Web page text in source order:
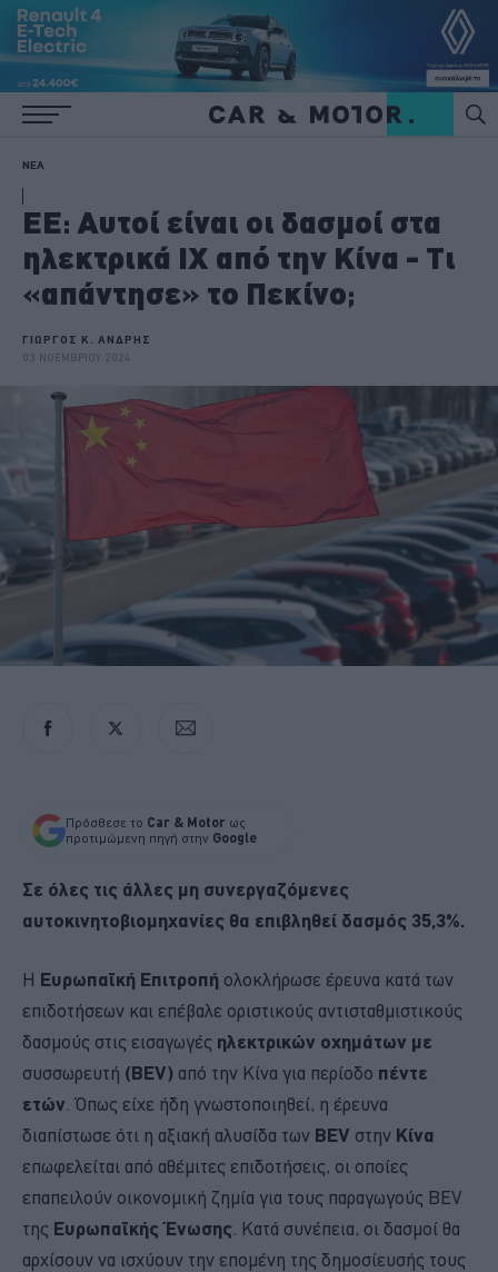
ΝΕΑ
ΕΕ: Αυτοί είναι οι δασμοί στα
ηλεκτρικά ΙΧ από την Κίνα - Τι
«απάντησε» το Πεκίνο;
ΓΙΩΡΓΟΣ Κ. ΑΝΔΡΗΣ
03 ΝΟΕΜΒΡΙΟΥ 2024
Πρόσθεσε το Car & Motor ως
προτιμώμενη πηγή στην Google
Σε όλες τις άλλες µη συνεργαζόµενες
αυτοκινητοβιομηχανίες θα επιβληθεί δασµός 35,3%.
Η Ευρωπαϊκή Επιτροπή ολοκλήρωσε έρευνα κατά των
επιδοτήσεων και επέβαλε οριστικούς αντισταθμιστικούς
δασμούς στις εισαγωγές ηλεκτρικών οχημάτων με
συσσωρευτή (BEV) από την Κίνα για περίοδο πέντε
ετών . Όπως είχε ήδη γνωστοποιηθεί, η έρευνα
διαπίστωσε ότι η αξιακή αλυσίδα των BEV στην Κίνα
επωφελείται από αθέμιτες επιδοτήσεις, οι οποίες
επαπειλούν οικονομική ζημία για τους παραγωγούς BEV
της Ευρωπαϊκής Ένωσης . Κατά συνέπεια, οι δασμοί θα
αρχίσουν να ισχύουν την επομένη της δημοσίευσής τους